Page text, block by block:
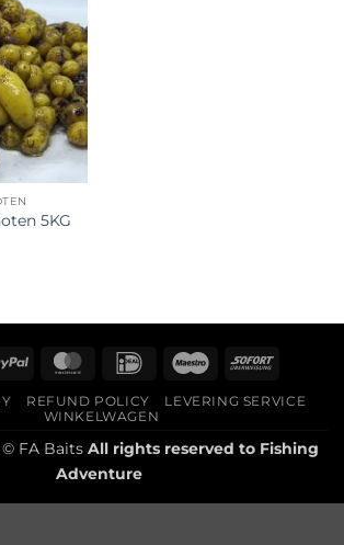
wenslijst
5KG
PayPal MasterCard
IDeal MaestroSofort
REFUND POLICY
LEVERING SERVICE
WINKELWAGEN
FA Baits All rights reserved to Fishing
Adventure